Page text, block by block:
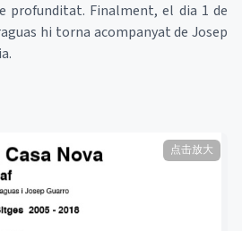
profunditat. Finalment, el dia 1 de
hi torna acompanyat de Josep
点击放大